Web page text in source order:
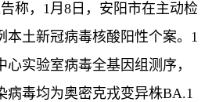
称，1月8日，安阳市在主动检
本土新冠病毒核酸阳性个案。1
实验室病毒全基因组测序，
病毒均为奥密克戎变异株BA.1